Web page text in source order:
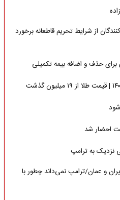
از شرایط تحریم قاطعانه برخورد
حذف و اضافه بیمه تکمیلی
شود
احضار شد
نزدیک به ترامپ
و عمان/ترامپ نمی‌داند چطور با